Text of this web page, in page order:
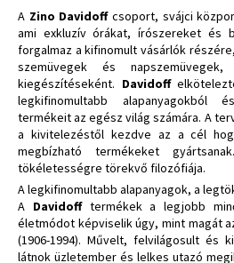
A Zino Davidoff csoport, svájci
ami exkluzív órákat, írószereket és
forgalmaz a kifinomult vásárlók
szemüvegek és
kiegészítéseként. Davidoff
legkifinomultabb alapanyagokból
termékeit az egész világ számára. A
a kivitelezéstől kezdve az a cél
megbízható termékeket
tökéletességre törekvő filozófiája.
A legkifinomultabb alapanyagok, a
A Davidoff termékek a legjobb
életmódot képviselik úgy, mint magát
(1906-1994). Művelt, felvilágosult és
látnok üzletember és lelkes utazó